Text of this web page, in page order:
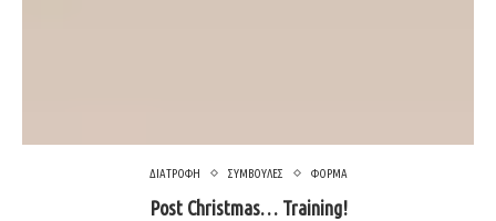
ΔΙΑΤΡΟΦΗ ΣΥΜΒΟΥΛΕΣ ΦΟΡΜΑ
Post Christmas… Training!